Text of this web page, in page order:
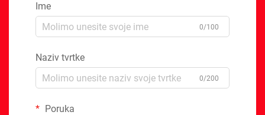
Ime
0/100
Naziv tvrtke
0/200
Poruka